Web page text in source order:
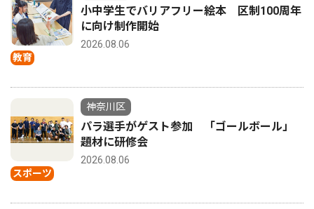
教育
小中学生でバリアフリー絵本 区制100周年
に向け制作開始
2026.08.06
スポーツ
神奈川区
パラ選手がゲスト参加 「ゴールボール」
題材に研修会
2026.08.06